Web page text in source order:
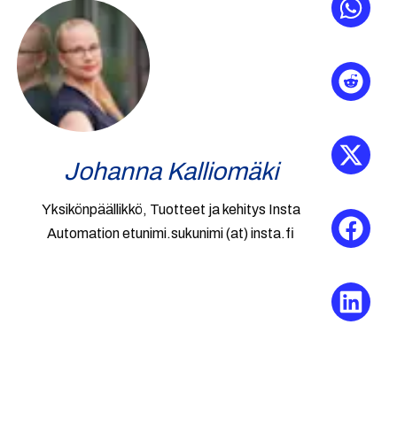
Johanna Kalliomäki
Yksikönpäällikkö, Tuotteet ja kehitys Insta
Automation etunimi.sukunimi (at) insta.fi